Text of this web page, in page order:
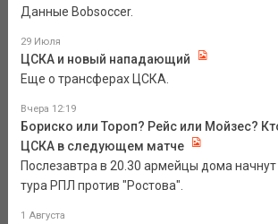
Данные Bobsoccer.
29 Июля
ЦСКА и новый нападающий
Еще о трансферах ЦСКА.
Вчера 12:19
Бориско или Тороп? Рейс или Мойзес?
ЦСКА в следующем матче
Послезавтра в 20.30 армейцы дома
тура РПЛ против "Ростова".
1 Августа